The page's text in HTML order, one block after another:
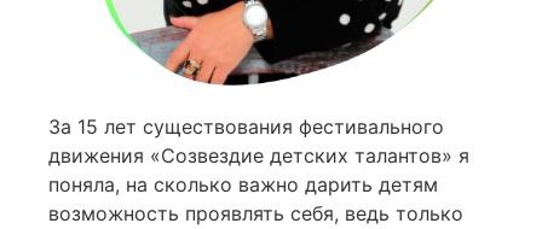
За 15 лет существования фестивального
движения «Созвездие детских талантов» я
поняла, на сколько важно дарить детям
возможность проявлять себя, ведь только